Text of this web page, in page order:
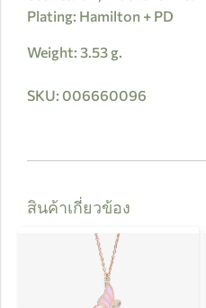
Plating: Hamilton + PD
Weight: 3.53 g.
SKU: 006660096
สินค้าเกี่ยวข้อง